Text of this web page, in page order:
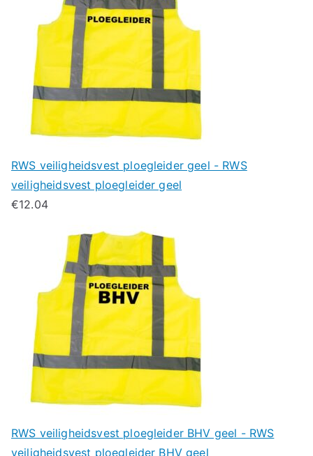
RWS veiligheidsvest ploegleider geel - RWS
veiligheidsvest ploegleider geel
€12.04
RWS veiligheidsvest ploegleider BHV geel - RWS
veiligheidsvest ploegleider BHV geel